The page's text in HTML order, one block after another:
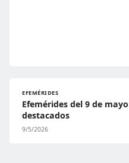
EFEMÉRIDES
Efemérides del 9 de
destacados
9/5/2026